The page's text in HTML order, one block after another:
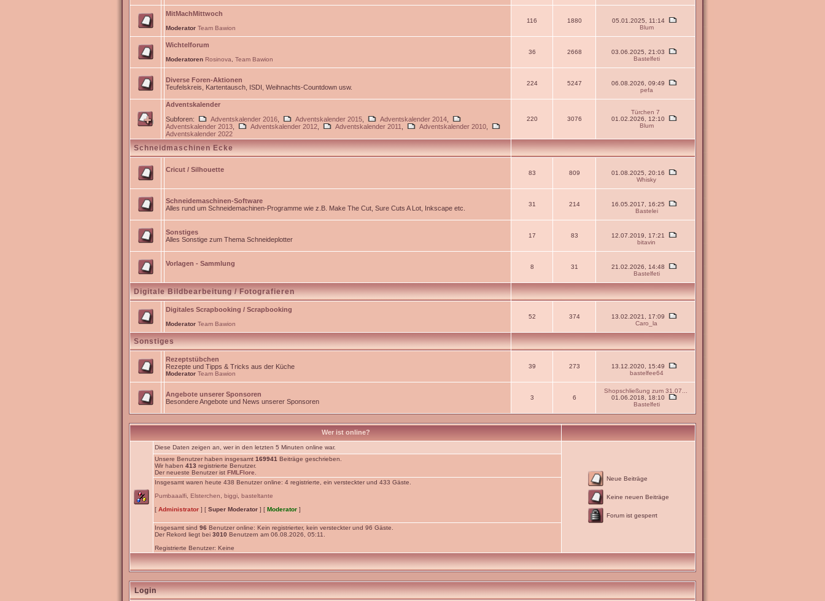
MitMachMittwoch
Moderator Team Bawion
116 1880
05.01.2025, 11:14
Blum
Wichtelforum
Moderatoren Rosinova Team Bawion
36 2668
03.06.2025, 21:03
Bastelfeti
Diverse Foren-Aktionen
Teufelskreis, Kartentausch, ISDI, Weihnachts-Countdown usw.
224 5247
06.08.2026, 09:49
pefa
Adventskalender
Subforen:
Adventskalender 2016 Adventskalender 2015 Adventskalender 2014
Adventskalender 2013
Adventskalender 2012 Adventskalender 2011 Adventskalender 2010
Adventskalender 2022
220 3076
Türchen 7
01.02.2026, 12:10
Blum
Schneidmaschinen Ecke
Cricut / Silhouette 83 809
01.08.2025, 20:16
Whisky
Schneidemaschinen-Software
Alles rund um Schneidemachinen-Programme wie z.B. Make The Cut, Sure Cuts A Lot, Inkscape etc.
31 214
16.05.2017, 16:25
Bastelei
Sonstiges
Alles Sonstige zum Thema Schneideplotter
17 83
12.07.2019, 17:21
bitavin
Vorlagen - Sammlung 8 31
21.02.2026, 14:48
Bastelfeti
Digitale Bildbearbeitung / Fotografieren
Digitales Scrapbooking / Scrapbooking
Moderator Team Bawion
52 374
13.02.2021, 17:09
Caro_la
Sonstiges
Rezeptstübchen
Rezepte und Tipps & Tricks aus der Küche
Moderator Team Bawion
39 273
13.12.2020, 15:49
bastelfee64
Angebote unserer Sponsoren
Besondere Angebote und News unserer Sponsoren
3 6
Shopschließung zum 31.07...
01.06.2018, 18:10
Bastelfeti
Wer ist online?
Diese Daten zeigen an, wer in den letzten 5 Minuten online war.
Neue Beiträge
Keine neuen Beiträge
Forum ist gesperrt
Unsere Benutzer haben insgesamt 169941 Beiträge geschrieben.
Wir haben 413 registrierte Benutzer.
Der neueste Benutzer ist FMLFlore
Insgesamt waren heute 438 Benutzer online: 4 registrierte, ein versteckter und 433 Gäste.
Pumbaaalfi
Elsterchen biggi basteltante
[ Administrator ] [ Super Moderator ] [ Moderator ]
Insgesamt sind 96 Benutzer online: Kein registrierter, kein versteckter und 96 Gäste.
Der Rekord liegt bei 3010 Benutzern am 06.08.2026, 05:11.
Registrierte Benutzer: Keine
Login